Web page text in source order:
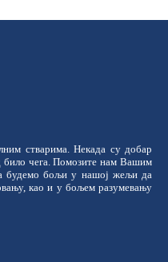
стварима. Некада су добар
било чега. Помозите нам Вашим
будемо бољи у нашој жељи да
као и у бољем разумевању